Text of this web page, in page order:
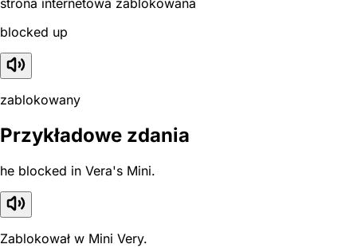
strona internetowa zablokowana
blocked up
zablokowany
Przykładowe zdania
he blocked in Vera's Mini.
Zablokował w Mini Very.